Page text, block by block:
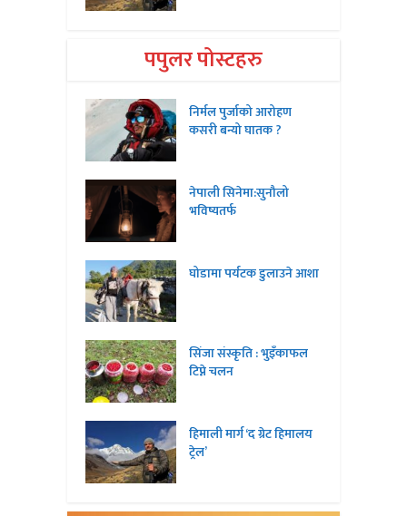
पपुलर पोस्टहरु
निर्मल पुर्जाको आरोहण
कसरी बन्यो घातक ?
नेपाली सिनेमा:सुनौलो
भविष्यतर्फ
घोडामा पर्यटक डुलाउने आशा
सिंजा संस्कृति : भुइँकाफल
टिप्ने चलन
हिमाली मार्ग ‘द ग्रेट हिमालय
ट्रेल’